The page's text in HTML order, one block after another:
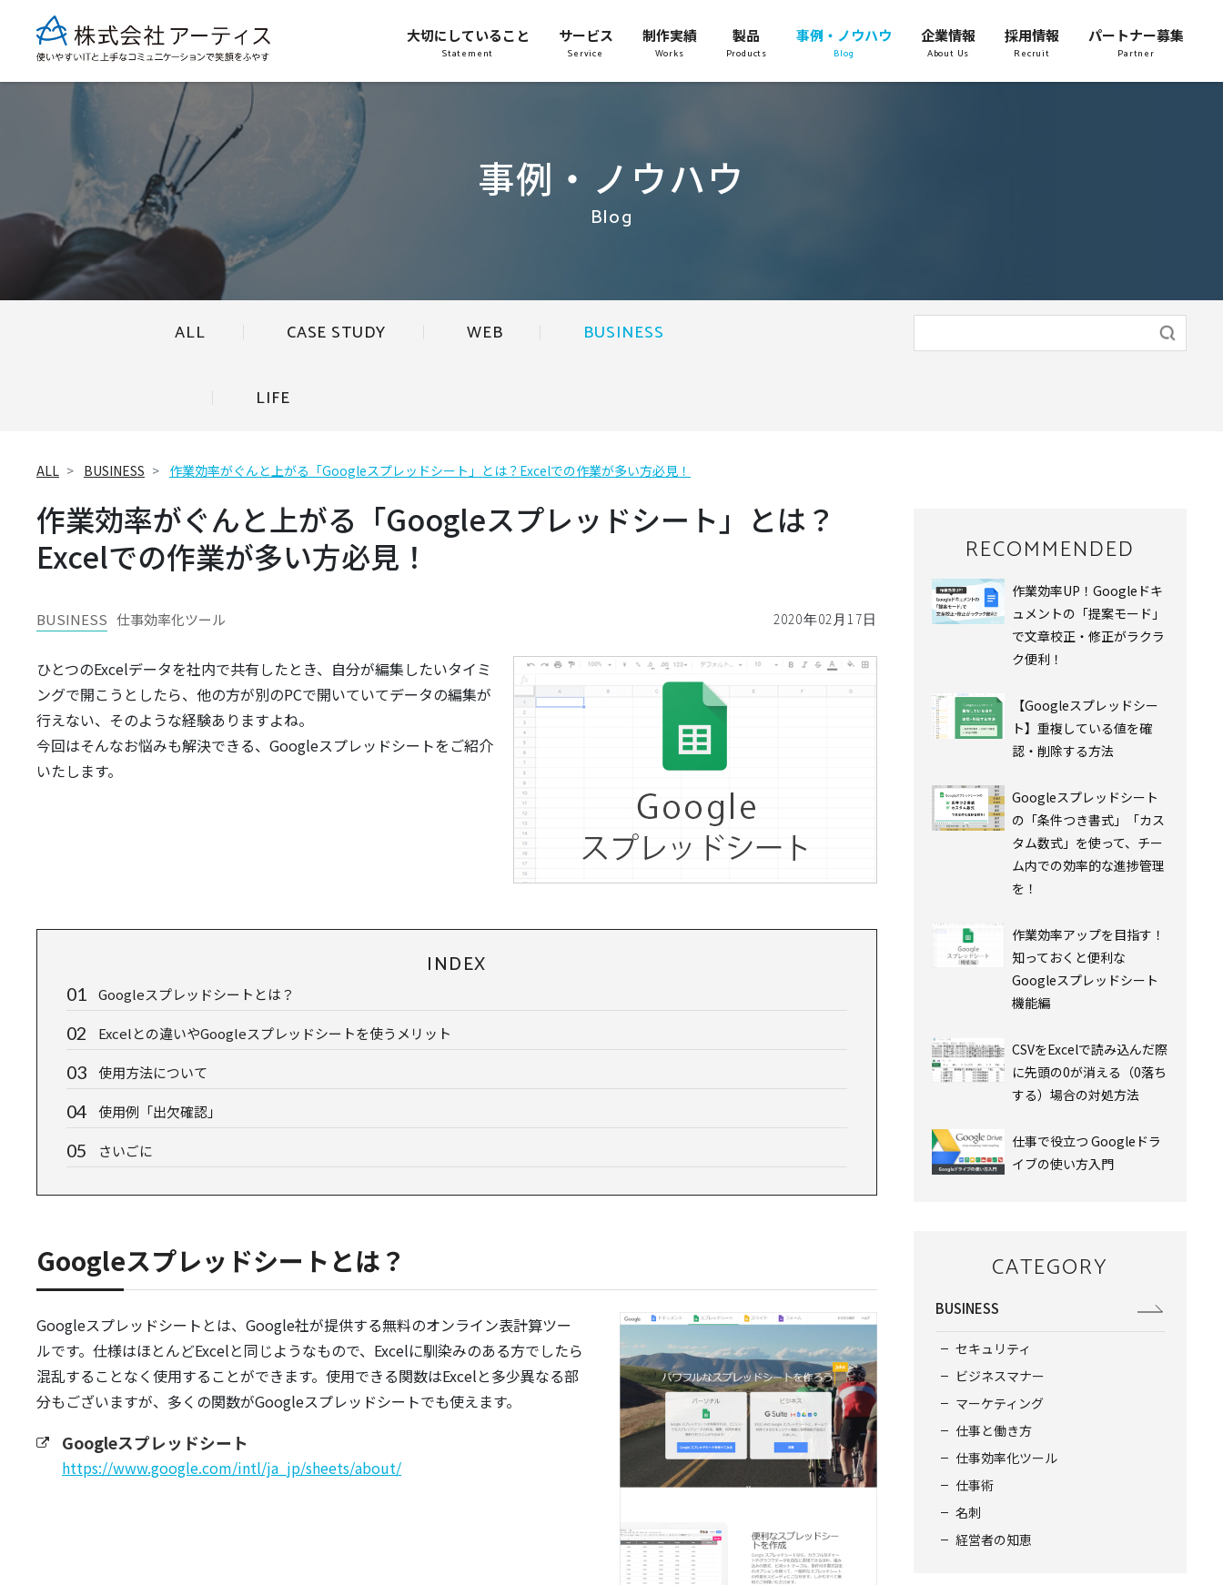
大切にしていること
Statement
サービス
Service
制作実績
Works
製品
Products
事例・ノウハウ
Blog
企業情報
About Us
採用情報
Recruit
パートナー募集
Partner
事例・ノウハウ
Blog
ALL CASE STUDY WEB BUSINESS
LIFE
ALL BUSINESS 作業効率がぐんと上がる「Googleスプレッドシート」とは？Excelでの作業が多い方必見！
作業効率がぐんと上がる「Googleスプレッドシート」とは？
Excelでの作業が多い方必見！
2020年02月17日
BUSINESS 仕事効率化ツール
ひとつのExcelデータを社内で共有したとき、自分が編集したいタイミ
ングで開こうとしたら、他の方が別のPCで開いていてデータの編集が
行えない、そのような経験ありますよね。
今回はそんなお悩みも解決できる、Googleスプレッドシートをご紹介
いたします。
INDEX
Googleスプレッドシートとは？
Excelとの違いやGoogleスプレッドシートを使うメリット
使用方法について
使用例「出欠確認」
さいごに
Googleスプレッドシートとは？
Googleスプレッドシートとは、Google社が提供する無料のオンライン表計算ツー
ルです。仕様はほとんどExcelと同じようなもので、Excelに馴染みのある方でしたら
混乱することなく使用することができます。使用できる関数はExcelと多少異なる部
分もございますが、多くの関数がGoogleスプレッドシートでも使えます。
Googleスプレッドシート
https://www.google.com/intl/ja_jp/sheets/about/
RECOMMENDED
作業効率UP！Googleドキ
ュメントの「提案モード」
で⽂章校正・修正がラクラ
ク便利！
【Googleスプレッドシー
ト】重複している値を確
認・削除する方法
Googleスプレッドシート
の「条件つき書式」「カス
タム数式」を使って、チー
ム内での効率的な進捗管理
を！
作業効率アップを目指す！
知っておくと便利な
Googleスプレッドシート
機能編
CSVをExcelで読み込んだ際
に先頭の0が消える（0落ち
する）場合の対処方法
仕事で役立つ Googleドラ
イブの使い方入門
CATEGORY
BUSINESS
セキュリティ
ビジネスマナー
マーケティング
仕事と働き方
仕事効率化ツール
仕事術
名刺
経営者の知恵